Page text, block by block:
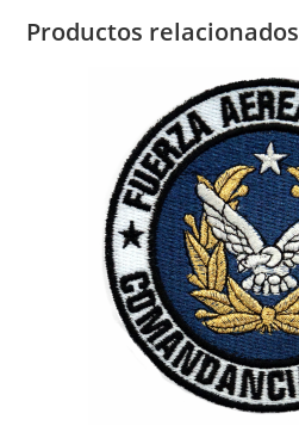
Productos relacionados